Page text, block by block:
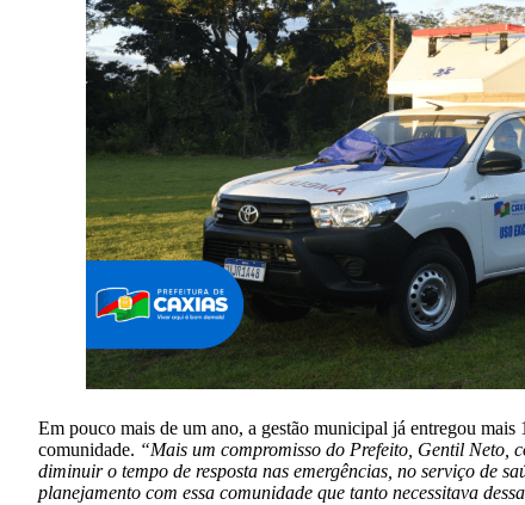
Em pouco mais de um ano, a gestão municipal já entregou
comunidade. “Mais um compromisso do Prefeito, Gentil Neto,
diminuir o tempo de resposta nas emergências, no serviço de
planejamento com essa comunidade que tanto necessitava